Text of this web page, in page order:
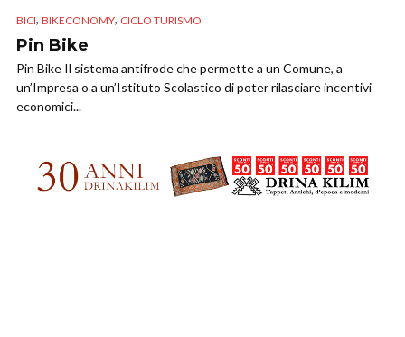
BICI, BIKECONOMY, CICLO TURISMO
Pin Bike
Pin Bike Il sistema antifrode che permette a un Comune, a
un’Impresa o a un’Istituto Scolastico di poter rilasciare incentivi
economici...